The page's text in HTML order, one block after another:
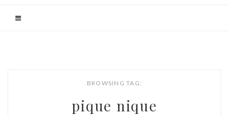
BROWSING TAG:
pique nique